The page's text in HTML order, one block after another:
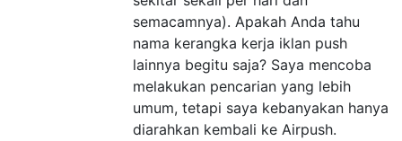
semacamnya). Apakah Anda tahu
nama kerangka kerja iklan push
lainnya begitu saja? Saya mencoba
melakukan pencarian yang lebih
umum, tetapi saya kebanyakan hanya
diarahkan kembali ke Airpush.